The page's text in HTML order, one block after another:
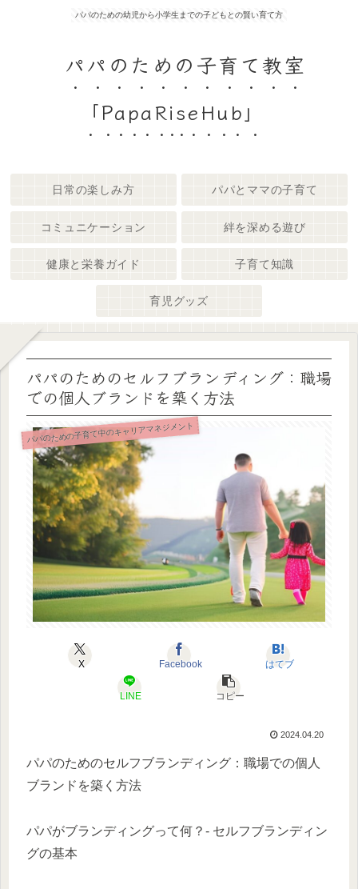
パパのための幼児から小学生までの子どもとの賢い育て方
パパのための子育て教室
「PapaRiseHub」
日常の楽しみ方 パパとママの子育て
コミュニケーション 絆を深める遊び
健康と栄養ガイド 子育て知識
育児グッズ
パパのためのセルフブランディング：職場
での個人ブランドを築く方法
パパのための子育て中のキャリアマネジメント
X Facebook はてブ
LINE コピー
2024.04.20
パパのためのセルフブランディング：職場での個人
ブランドを築く方法
パパがブランディングって何？- セルフブランディン
グの基本